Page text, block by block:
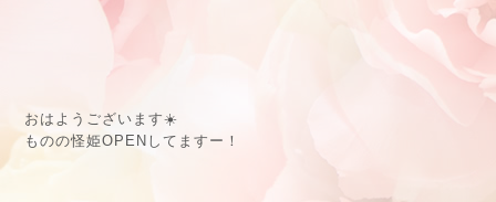
おはようございます☀️
ものの怪姫OPENしてますー！